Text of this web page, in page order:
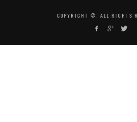
COPYRIGHT ©, ALL RIGHTS